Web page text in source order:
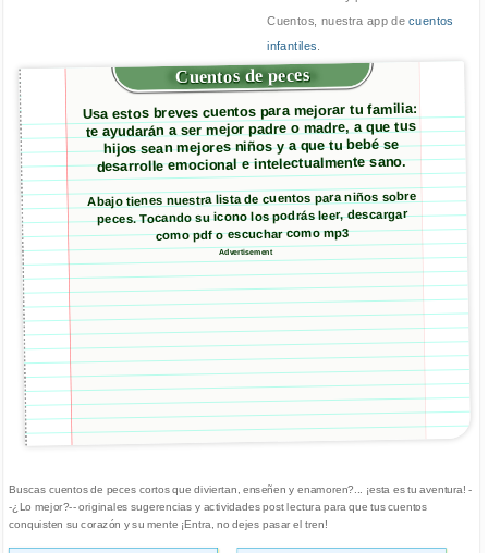
Cuentos, nuestra app decuentos
infantiles
Cuentos de peces
Usa estos breves cuentos para mejorar tu familia:
te ayudarán a ser mejor padre o madre, a que tus
hijos sean mejores niños y a que tu bebé se
desarrolle emocional e intelectualmente sano.
Abajo tienes nuestra lista de cuentos para niños sobre
peces. Tocando su icono los podrás leer, descargar
como pdf o escuchar como mp3
Advertisement
Buscas cuentos de peces cortos que diviertan, enseñen y enamoren?... ¡esta es tu aventura! -
-¿Lo mejor?-- originales sugerencias y actividades post lectura para que tus cuentos
conquisten su corazón y su mente ¡Entra, no dejes pasar el tren!